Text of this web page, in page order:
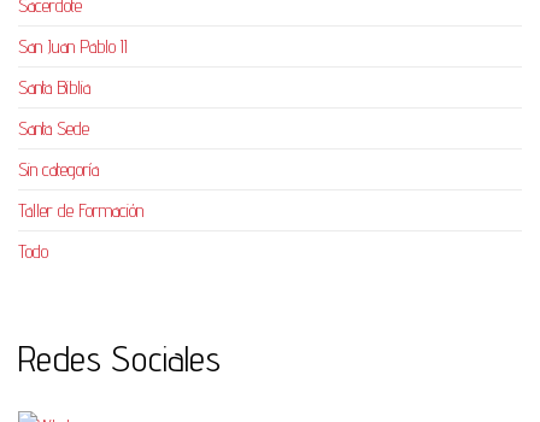
Sacerdote
San Juan Pablo II
Santa Biblia
Santa Sede
Sin categoría
Taller de Formación
Todo
Redes Sociales